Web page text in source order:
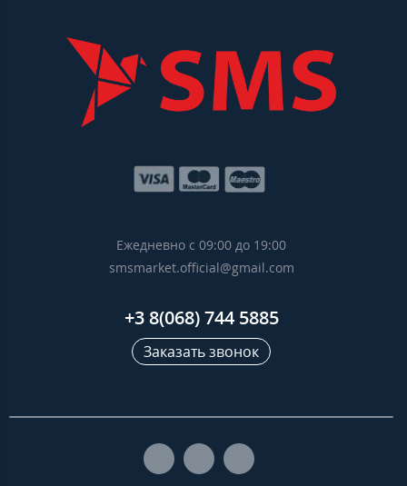
Ежедневно с 09:00 до 19:00
smsmarket.official@gmail.com
+3 8(068) 744 5885
Заказать звонок